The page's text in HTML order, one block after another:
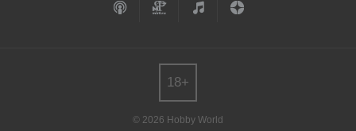
© 2026 Hobby World
18+